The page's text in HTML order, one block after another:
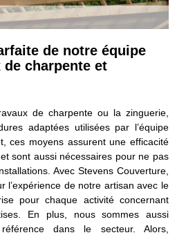
de notre équipe
charpente et
de charpente ou la zinguerie,
adaptées utilisées par l’équipe
ces moyens assurent une efficacité
sont aussi nécessaires pour ne pas
Avec Stevens Couverture,
l’expérience de notre artisan avec le
pour chaque activité concernant
En plus, nous sommes aussi
dans le secteur. Alors,